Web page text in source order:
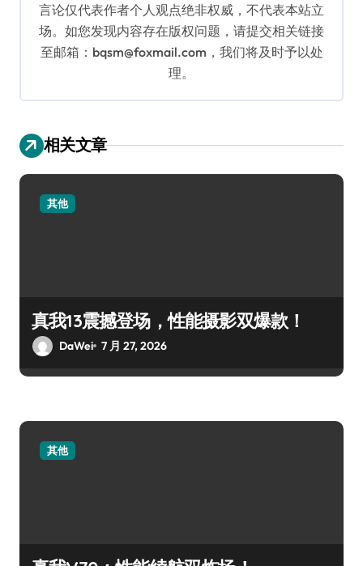
言论仅代表作者个人观点绝非权威，不代表本站立
场。如您发现内容存在版权问题，请提交相关链接
至邮箱：bqsm@foxmail.com，我们将及时予以处
理。
相关文章
其他
真我13震撼登场，性能摄影双爆款！
DaWei 7 月 27, 2026
其他